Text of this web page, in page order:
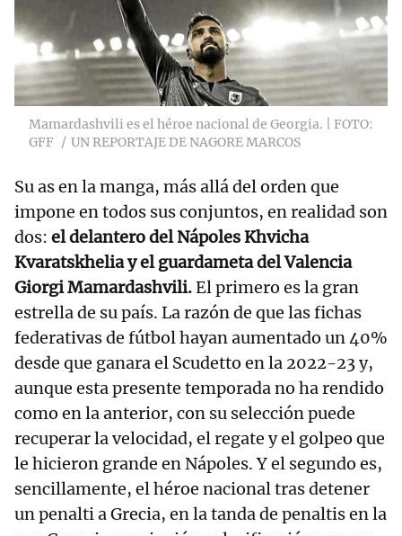
Mamardashvili es el héroe nacional de Georgia. | FOTO:
GFF
UN REPORTAJE DE NAGORE MARCOS
Su as en la manga, más allá del orden que
impone en todos sus conjuntos, en realidad son
dos: el delantero del Nápoles Khvicha
Kvaratskhelia y el guardameta del Valencia
Giorgi Mamardashvili.El primero es la gran
estrella de su país. La razón de que las fichas
federativas de fútbol hayan aumentado un 40%
desde que ganara el Scudetto en la 2022-23 y,
aunque esta presente temporada no ha rendido
como en la anterior, con su selección puede
recuperar la velocidad, el regate y el golpeo que
le hicieron grande en Nápoles. Y el segundo es,
sencillamente, el héroe nacional tras detener
un penalti a Grecia, en la tanda de penaltis en la